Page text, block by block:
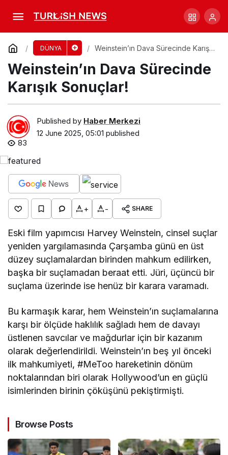
DÜNYA
Weinstein’ın Dava Sürecinde Karışık
Weinstein’ın Dava Sürecinde
Karışık Sonuçlar!
Published by Haber Merkezi
12 June 2025, 05:01 published
83
+ - SHARE
Eski film yapımcısı Harvey Weinstein, cinsel suçlar
yeniden yargılamasında Çarşamba günü en üst
düzey suçlamalardan birinden mahkum edilirken,
başka bir suçlamadan beraat etti. Jüri, üçüncü bir
suçlama üzerinde ise henüz bir karara varamadı.
Bu karmaşık karar, hem Weinstein’ın suçlamalarına
karşı bir ölçüde haklılık sağladı hem de davayı
üstlenen savcılar ve mağdurlar için bir kazanım
olarak değerlendirildi. Weinstein’ın beş yıl önceki
ilk mahkumiyeti, #MeToo hareketinin dönüm
noktalarından biri olarak Hollywood’un en güçlü
isimlerinden birinin çöküşünü pekiştirmişti.
Browse Posts
Graz’da Okulda Kanlı Saldırı: 10 Ölü, 11
Yaralı!
Comment Share